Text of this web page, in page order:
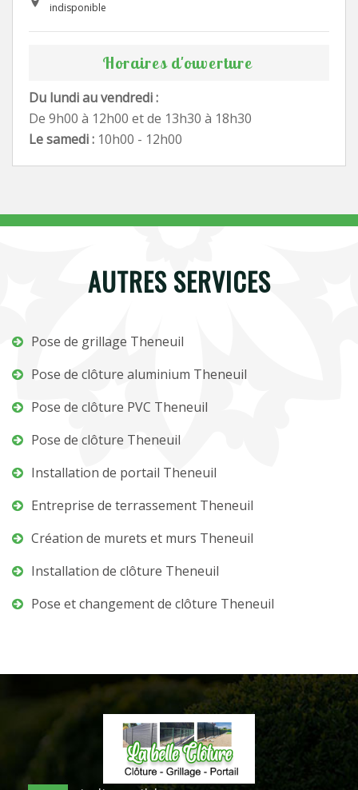
indisponible
Horaires d'ouverture
Du lundi au vendredi :
De 9h00 à 12h00 et de 13h30 à 18h30
Le samedi : 10h00 - 12h00
AUTRES SERVICES
Pose de grillage Theneuil
Pose de clôture aluminium Theneuil
Pose de clôture PVC Theneuil
Pose de clôture Theneuil
Installation de portail Theneuil
Entreprise de terrassement Theneuil
Création de murets et murs Theneuil
Installation de clôture Theneuil
Pose et changement de clôture Theneuil